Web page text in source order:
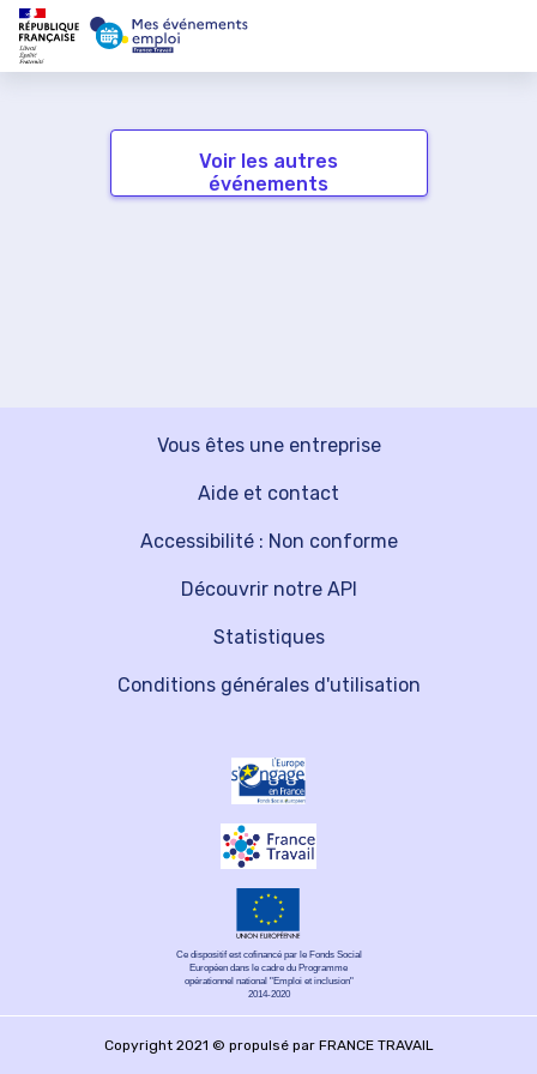
Voir les autres
événements
Vous êtes une entreprise
Découvrir notre API
Aide et contact
Statistiques
Accessibilité : Non conforme
Conditions générales d'utilisation
Ce dispositif est cofinancé par le Fonds Social
Européen dans le cadre du Programme
opérationnel national "Emploi et inclusion"
2014-2020
Copyright 2021 © propulsé par FRANCE TRAVAIL